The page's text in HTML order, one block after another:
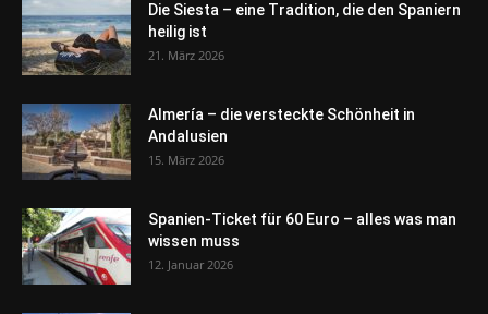
Die Siesta – eine Tradition, die den Spaniern
heilig ist
21. März 2026
Almería – die versteckte Schönheit in
Andalusien
15. März 2026
Spanien-Ticket für 60 Euro – alles was man
wissen muss
12. Januar 2026